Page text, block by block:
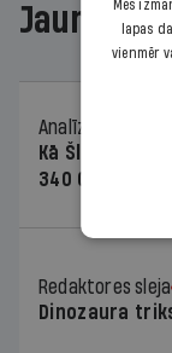
Analīze
Kā Šlesera
340 000 vērtu
Redaktores sleja
Dinozaura
Mēs
lapas
vienmēr